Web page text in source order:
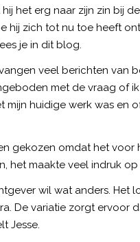
het erg naar zijn zin bij
hij zich tot nu toe heeft
je in dit blog.
veel berichten van
met de vraag of
huidige werk was en
gekozen omdat het voor
het maakte veel indruk op
wil wat anders. Het
De variatie zorgt ervoor
Jesse.